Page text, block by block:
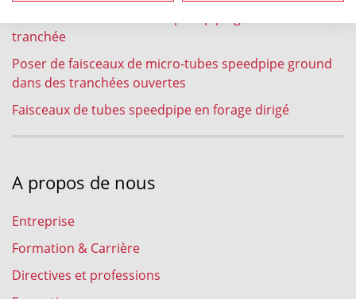
tranchée
Poser de faisceaux de micro-tubes speedpipe ground
dans des tranchées ouvertes
Faisceaux de tubes speedpipe en forage dirigé
A propos de nous
Entreprise
Formation & Carrière
Directives et professions